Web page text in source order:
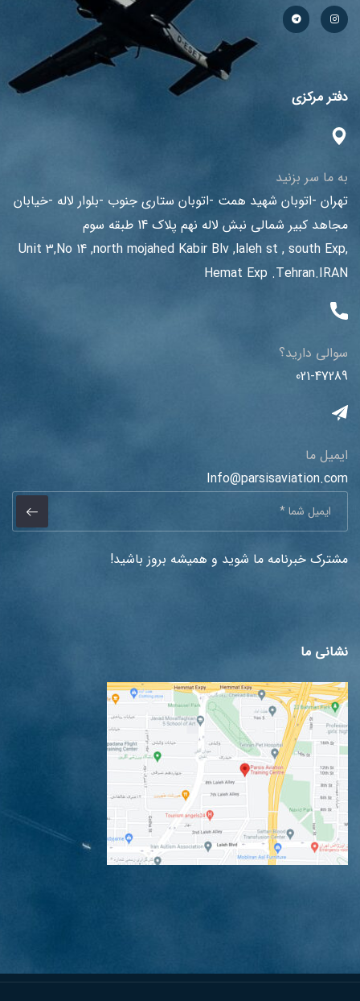
دفتر مرکزی
به ما سر بزنید
تهران -اتوبان شهید همت -اتوبان ستاری جنوب -بلوار لاله -خیابان
مجاهد کبیر شمالی نبش لاله نهم پلاک 14 طبقه سوم
Unit 3,No 14 ,north mojahed Kabir Blv ,laleh st , south Exp,
Hemat Exp .Tehran.IRAN
سوالی دارید؟
021-47289
ایمیل ما
Info@parsisaviation.com
مشترک خبرنامه ما شوید و همیشه بروز باشید!
نشانی ما